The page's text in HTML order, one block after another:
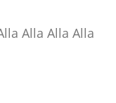
Alla Alla Alla